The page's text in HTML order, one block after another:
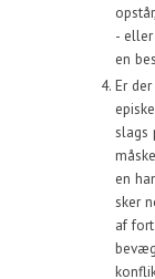
-
en
Er
slags
en
sker
af